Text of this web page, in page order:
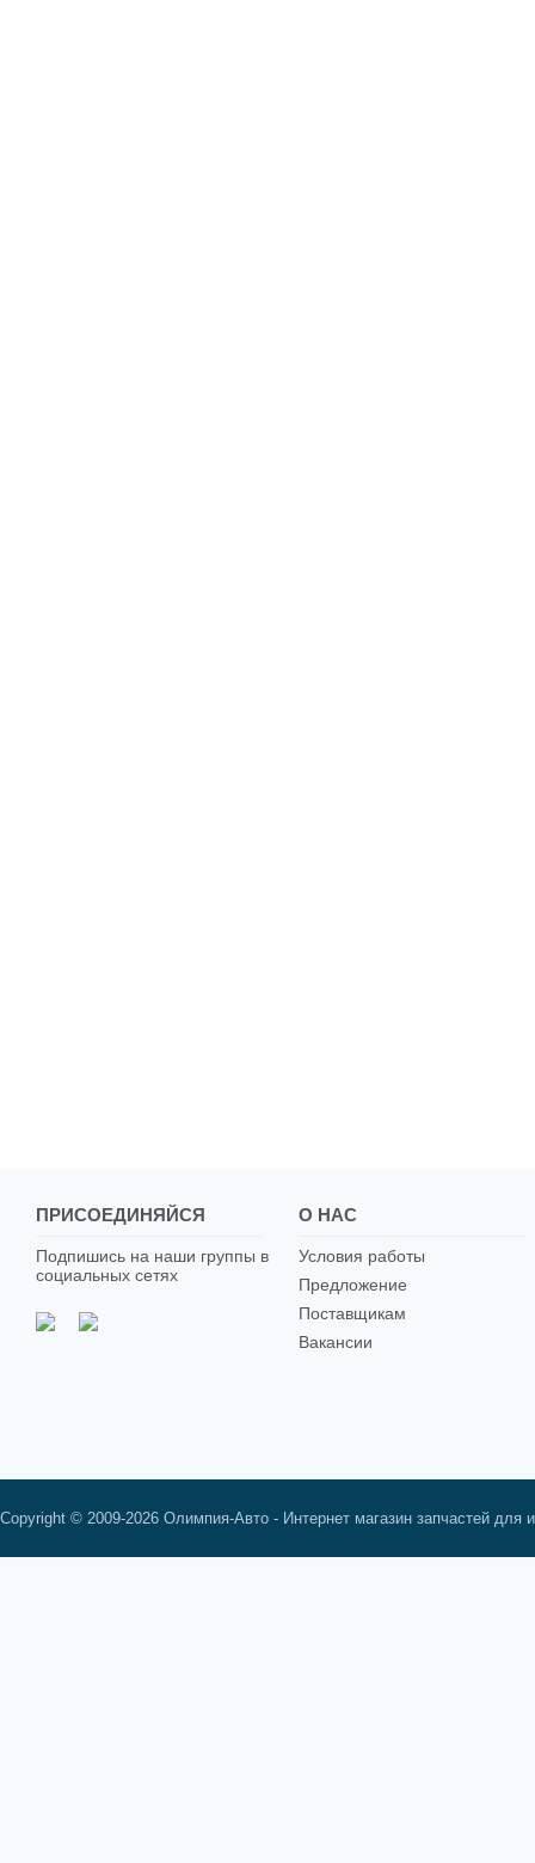
ПРИСОЕДИНЯЙСЯ
Подпишись на наши группы в
социальных сетях
О НАС
Условия работы
Предложение
Поставщикам
Вакансии
Copyright © 2009-2026 Олимпия-Авто - Интернет магазин запчастей для